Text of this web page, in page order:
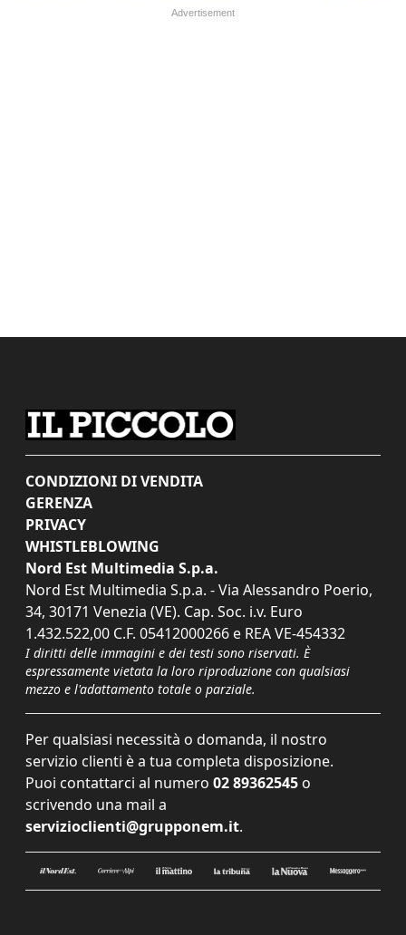
CONDIZIONI DI VENDITA
GERENZA
PRIVACY
WHISTLEBLOWING
Nord Est Multimedia S.p.a.
Nord Est Multimedia S.p.a. - Via Alessandro Poerio,
34, 30171 Venezia (VE). Cap. Soc. i.v. Euro
1.432.522,00 C.F. 05412000266 e REA VE-454332
I diritti delle immagini e dei testi sono riservati. È
espressamente vietata la loro riproduzione con qualsiasi
mezzo e l'adattamento totale o parziale.
Per qualsiasi necessità o domanda, il nostro
servizio clienti è a tua completa disposizione.
Puoi contattarci al numero 02 89362545 o
scrivendo una mail a
servizioclienti@grupponem.it.